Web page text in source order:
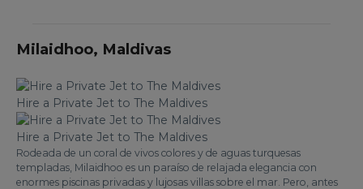
Milaidhoo, Maldivas
Hire a Private Jet to The Maldives
Hire a Private Jet to The Maldives
Rodeada de un coral de vivos colores y de aguas turquesas
templadas, Milaidhoo es un paraíso de relajada elegancia con
enormes piscinas privadas y lujosas villas sobre el mar. Pero, antes